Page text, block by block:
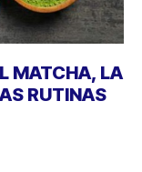
MATCHA, LA
RUTINAS